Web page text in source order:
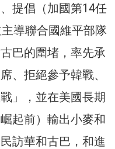
提倡（加國第14任
導聯合國維平部隊
巴的圍堵，率先承
、拒絕參予韓戰、
」，並在美國長期
起前）輸出小麥和
訪華和古巴，和進